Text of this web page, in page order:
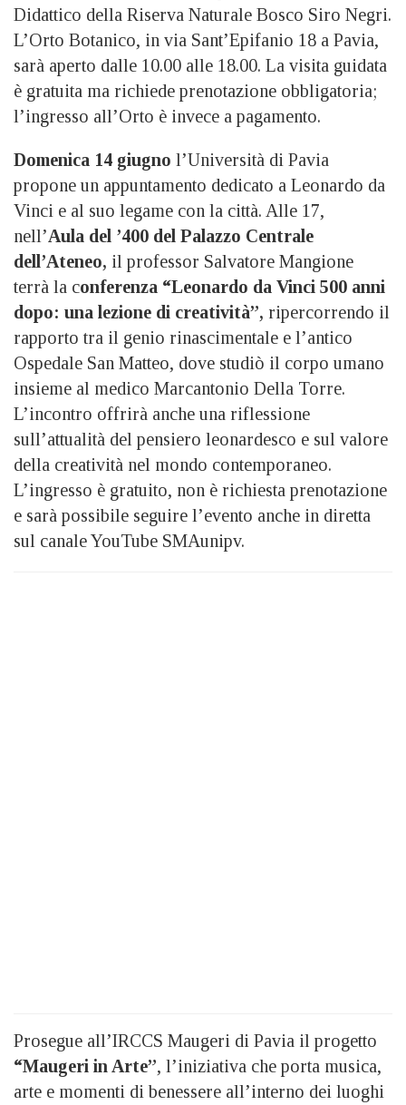
Didattico della Riserva Naturale Bosco Siro Negri.
L’Orto Botanico, in via Sant’Epifanio 18 a Pavia,
sarà aperto dalle 10.00 alle 18.00. La visita guidata
è gratuita ma richiede prenotazione obbligatoria;
l’ingresso all’Orto è invece a pagamento.
Domenica 14 giugno l’Università di Pavia
propone un appuntamento dedicato a Leonardo da
Vinci e al suo legame con la città. Alle 17,
nell’Aula del ’400 del Palazzo Centrale
dell’Ateneo, il professor Salvatore Mangione
terrà la conferenza “Leonardo da Vinci 500 anni
dopo: una lezione di creatività”, ripercorrendo il
rapporto tra il genio rinascimentale e l’antico
Ospedale San Matteo, dove studiò il corpo umano
insieme al medico Marcantonio Della Torre.
L’incontro offrirà anche una riflessione
sull’attualità del pensiero leonardesco e sul valore
della creatività nel mondo contemporaneo.
L’ingresso è gratuito, non è richiesta prenotazione
e sarà possibile seguire l’evento anche in diretta
sul canale YouTube SMAunipv.
Prosegue all’IRCCS Maugeri di Pavia il progetto
“Maugeri in Arte”, l’iniziativa che porta musica,
arte e momenti di benessere all’interno dei luoghi